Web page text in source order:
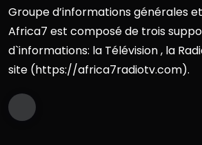
Groupe d’informations générales
Africa7 est composé de trois
d`informations: la Télévision , la
site (https://africa7radiotv.com).